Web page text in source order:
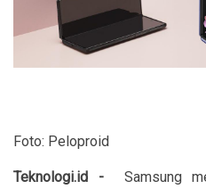
Foto: Peloproid
Teknologi.id -Samsung